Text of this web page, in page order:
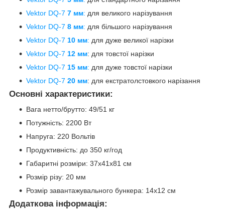
Vektor DQ-7 7 мм: для великого нарізування
Vektor DQ-7 8 мм: для більшого нарізування
Vektor DQ-7 10 мм: для дуже великої нарізки
Vektor DQ-7 12 мм: для товстої нарізки
Vektor DQ-7 15 мм: для дуже товстої нарізки
Vektor DQ-7 20 мм: для екстратолстовкого нарізання
Основні характеристики:
Вага нетто/брутто: 49/51 кг
Потужність: 2200 Вт
Напруга: 220 Вольтів
Продуктивність: до 350 кг/год
Габаритні розміри: 37х41х81 см
Розмір різу: 20 мм
Розмір завантажувального бункера: 14x12 см
Додаткова інформація: